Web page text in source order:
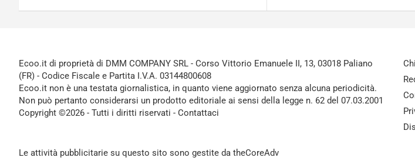
Ecoo.it di proprietà di DMM COMPANY SRL - Corso Vittorio Emanuele II, 13, 03018 Paliano
(FR) - Codice Fiscale e Partita I.V.A. 03144800608
Ecoo.it non è una testata giornalistica, in quanto viene aggiornato senza alcuna periodicità.
Non può pertanto considerarsi un prodotto editoriale ai sensi della legge n. 62 del 07.03.2001
Copyright ©2026 - Tutti i diritti riservati - Contattaci
Le attività pubblicitarie su questo sito sono gestite da theCoreAdv